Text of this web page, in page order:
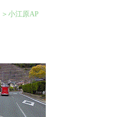
＞小江原AP